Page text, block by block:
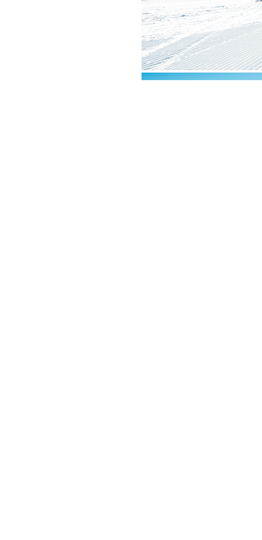
Lohmann GmbH&CoKG, Filiale Oetz
Telefon: +43 664 43 53 475, Mail: